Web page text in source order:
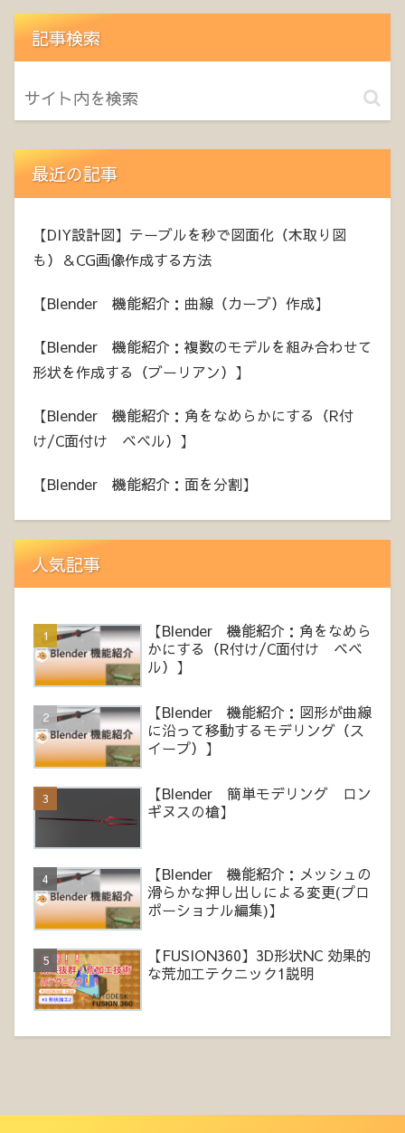
記事検索
最近の記事
【DIY設計図】テーブルを秒で図面化（木取り図
も）＆CG画像作成する方法
【Blender 機能紹介：曲線（カーブ）作成】
【Blender 機能紹介：複数のモデルを組み合わせて
形状を作成する（ブーリアン）】
【Blender 機能紹介：角をなめらかにする（R付
け/C面付け ベベル）】
【Blender 機能紹介：面を分割】
人気記事
【Blender 機能紹介：角をなめら
かにする（R付け/C面付け ベベ
ル）】
【Blender 機能紹介：図形が曲線
に沿って移動するモデリング（ス
イープ）】
【Blender 簡単モデリング ロン
ギヌスの槍】
【Blender 機能紹介：メッシュの
滑らかな押し出しによる変更(プロ
ポーショナル編集)】
【FUSION360】3D形状NC 効果的
な荒加工テクニック1説明